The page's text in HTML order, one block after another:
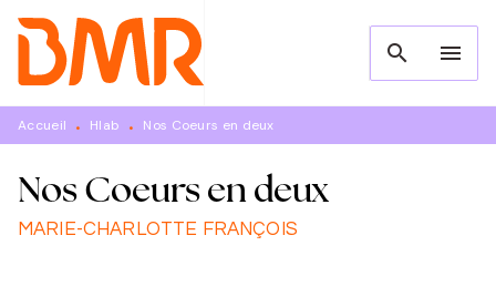
MENU RECHERCHE
PIED DE PAGE
search menu
Accueil • Hlab • Nos Coeurs en deux
Nos Coeurs en deux
MARIE-CHARLOTTE FRANÇOIS